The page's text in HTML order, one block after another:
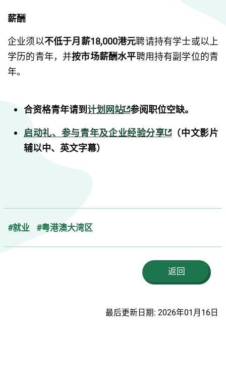
薪酬
企业须以不低于月薪18,000港元聘请持有学士或以上
学历的青年，并按市场薪酬水平聘用持有副学位的青
年。
合资格青年请到计划网站 参阅职位空缺。
启动礼、参与青年及企业经验分享 （中文影片
辅以中、英文字幕）
#就业 #粤港澳大湾区
返回
最后更新日期: 2026年01月16日